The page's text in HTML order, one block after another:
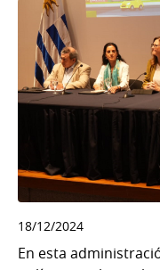
18/12/2024
En esta